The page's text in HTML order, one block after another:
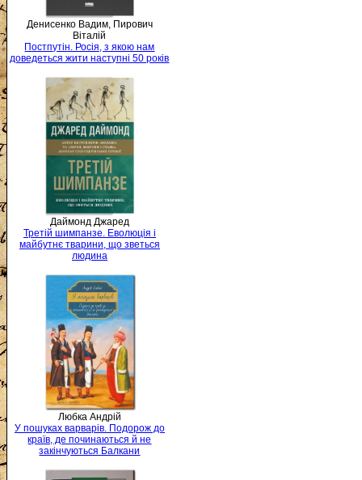
Денисенко Вадим, Пирович
Віталій
Постпутін. Росія, з якою нам
доведеться жити наступні 50 років
Даймонд Джаред
Третій шимпанзе. Еволюція і
майбутнє тварини, що зветься
людина
Любка Андрій
У пошуках варварів. Подорож до
країв, де починаються й не
закінчуються Балкани